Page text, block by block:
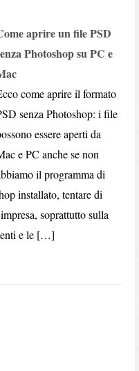
aprire un file PSD
Photoshop su PC e
come aprire il formato
senza Photoshop: i file
essere aperti da
e PC anche se non
il programma di
installato, tentare di
soprattutto sulla
e le […]